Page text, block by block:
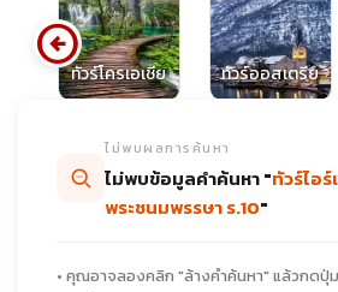
travel_explore
search
ทัวร์โครเอเชีย ทัวร์ออสเตรีย
arrow_circle_left
ไม่พบผลการค้นหา
ไม่พบข้อมูลคำค้นหา "ทัวร์ไอ
พระชนมพรรษา ร.10"
• คุณอาจลองคลิก "ล้างคำค้นหา" แล้วกดปุ่